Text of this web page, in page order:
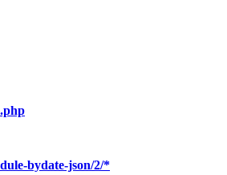
bydate-json/2/*